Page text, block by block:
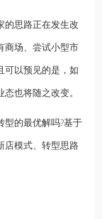
的思路正在发生改
商场、尝试小型市
可以预见的是，如
也将随之改变。
型的最优解吗?基于
店模式、转型思路